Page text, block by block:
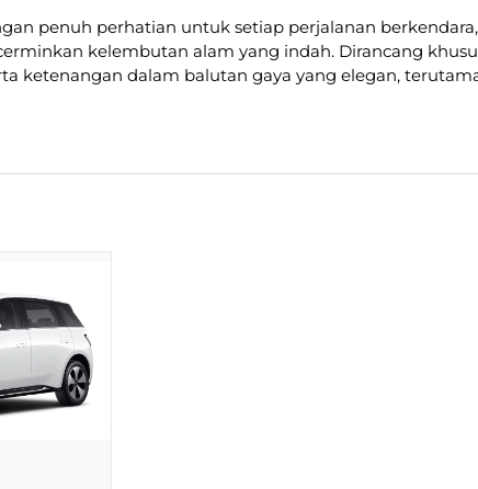
penuh perhatian untuk setiap perjalanan
kelembutan alam yang indah. Dirancang
ketenangan dalam balutan gaya yang elegan,